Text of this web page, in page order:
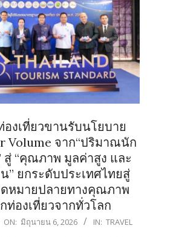
องเที่ยวขานรับนโยบาย
Volume จาก“ปริมาณนัก
สู่ “คุณภาพ มูลค่าสูง และ
” ยกระดับประเทศไทยสู่
ดหมายปลายทางคุณภาพ
ท่องเที่ยวจากทั่วโลก
ON: มิถุนายน 6, 2026 IN: TRAVEL